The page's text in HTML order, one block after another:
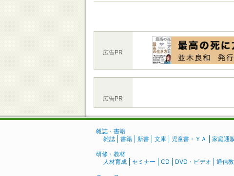
広告PR
広告PR
雑誌・書籍
雑誌
書籍 新書 文庫 児童書・ＹＡ 家庭通販
研修・教材
人材育成
セミナー CD DVD・ビデオ 通信